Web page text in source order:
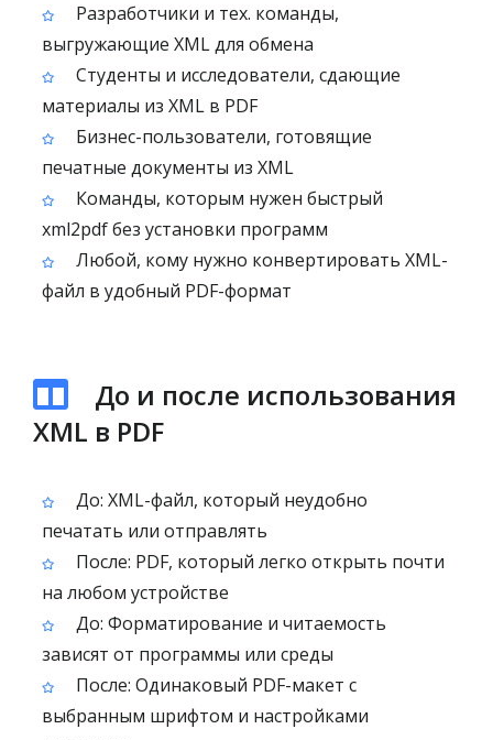
Разработчики и тех. команды,
выгружающие XML для обмена
Студенты и исследователи, сдающие
материалы из XML в PDF
Бизнес-пользователи, готовящие
печатные документы из XML
Команды, которым нужен быстрый
xml2pdf без установки программ
Любой, кому нужно конвертировать XML-
файл в удобный PDF-формат
До и после использования
XML в PDF
До: XML-файл, который неудобно
печатать или отправлять
После: PDF, который легко открыть почти
на любом устройстве
До: Форматирование и читаемость
зависят от программы или среды
После: Одинаковый PDF-макет с
выбранным шрифтом и настройками